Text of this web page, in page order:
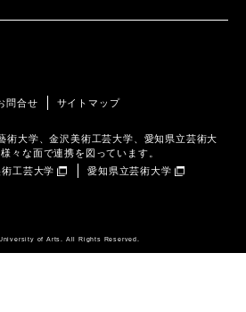
問合せ
サイトマップ
術大学、金沢美術工芸大学、愛知県立芸術大
々な面で連携を図っています。
工芸大学
愛知県立芸術大学
of Arts. All Rights Reserved.